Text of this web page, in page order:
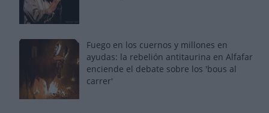
Fuego en los cuernos y millones en
ayudas: la rebelión antitaurina en Alfafar
enciende el debate sobre los 'bous al
carrer'